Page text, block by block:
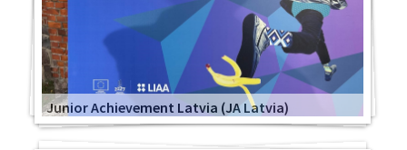
Junior Achievement Latvia (JA Latvia)